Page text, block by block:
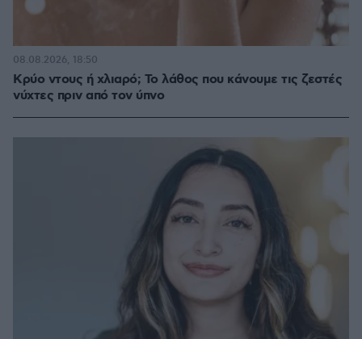
Κρύο ντους ή χλιαρό; Το λάθος που κάνουμε τις ζεστές
νύχτες πριν από τον ύπνο
08.08.2026, 18:50